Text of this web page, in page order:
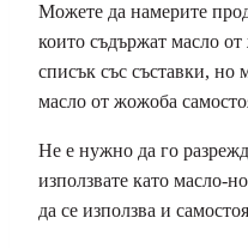
Можете да намерите
които съдържат масло
списък със съставки, но
масло от жожоба
Не е нужно да го
използвате като масло-
да се използва и